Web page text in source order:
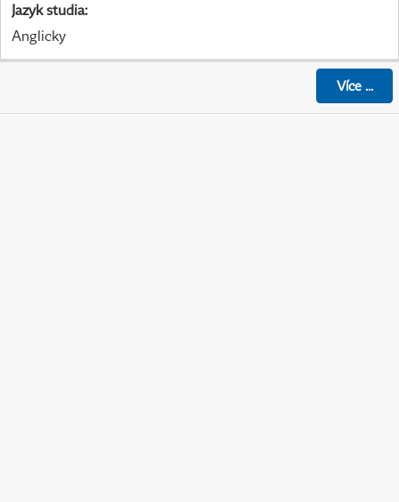
Jazyk studia:
Anglicky
Více...